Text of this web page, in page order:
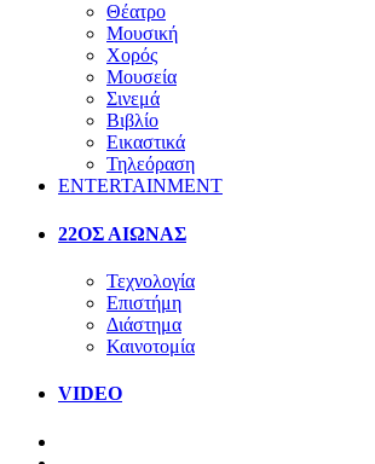
Θέατρο
Μουσική
Χορός
Μουσεία
Σινεμά
Βιβλίο
Εικαστικά
Τηλεόραση
ENTERTAINMENT
22ΟΣ ΑΙΩΝΑΣ
Τεχνολογία
Επιστήμη
Διάστημα
Καινοτομία
VIDEO